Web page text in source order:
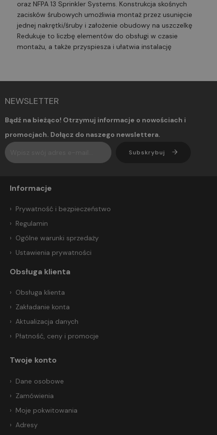
oraz NFPA 13 Sprinkler Systems. Konstrukcja skośnych
zacisków śrubowych umożliwia montaż przez usunięcie
jednej nakrętki/śruby i założenie obudowy na uszczelkę
Redukuje to liczbę elementów do obsługi w czasie
montażu, a także przyspiesza i ułatwia instalację
NEWSLETTER
Bądź na bieżąco! Otrzymuj informacje o nowościach i
promocjach. Dołącz do naszego newslettera.
Subskrybuj
Informacje
Prywatność i bezpieczeństwo
Regulamin
Ogólne warunki sprzedaży
Ustawienia prywatności
Obsługa klienta
Obsługa klienta
Zakładanie konta
Aktualizacja danych
Płatność, ceny i promocje
Twoje konto
Dane osobowe
Zamówienia
Moje pokwitowania
Adresy